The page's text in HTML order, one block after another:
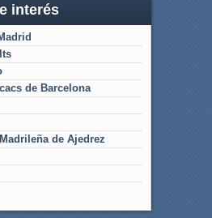
interés
de Barcelona
de Ajedrez